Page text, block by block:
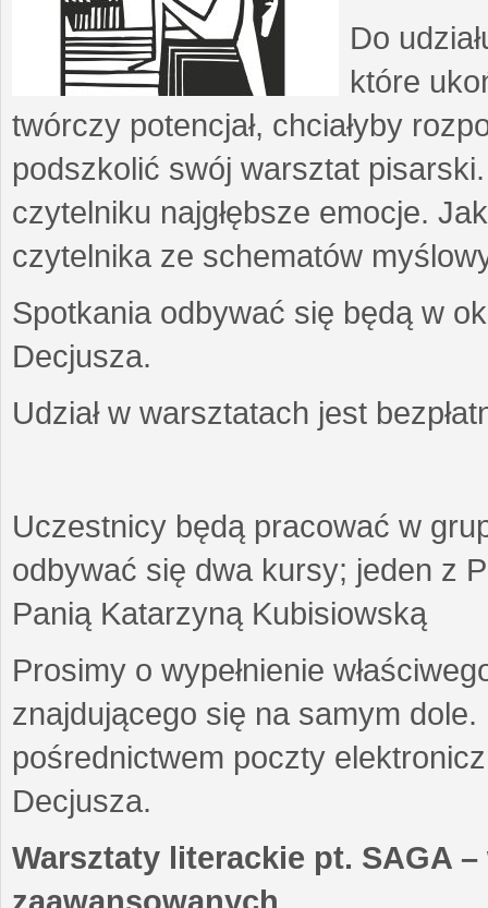
Do
które
twórczy potencjał, chciałyby
podszkolić swój warsztat
czytelniku najgłębsze emocje.
czytelnika ze schematów
Spotkania odbywać się będą w
Decjusza.
Udział w warsztatach jest
Uczestnicy będą pracować w
odbywać się dwa kursy; jeden z
Panią Katarzyną Kubisiowską
Prosimy o wypełnienie
znajdującego się na samym
pośrednictwem poczty
Decjusza.
Warsztaty literackie pt. SAGA
zaawansowanych